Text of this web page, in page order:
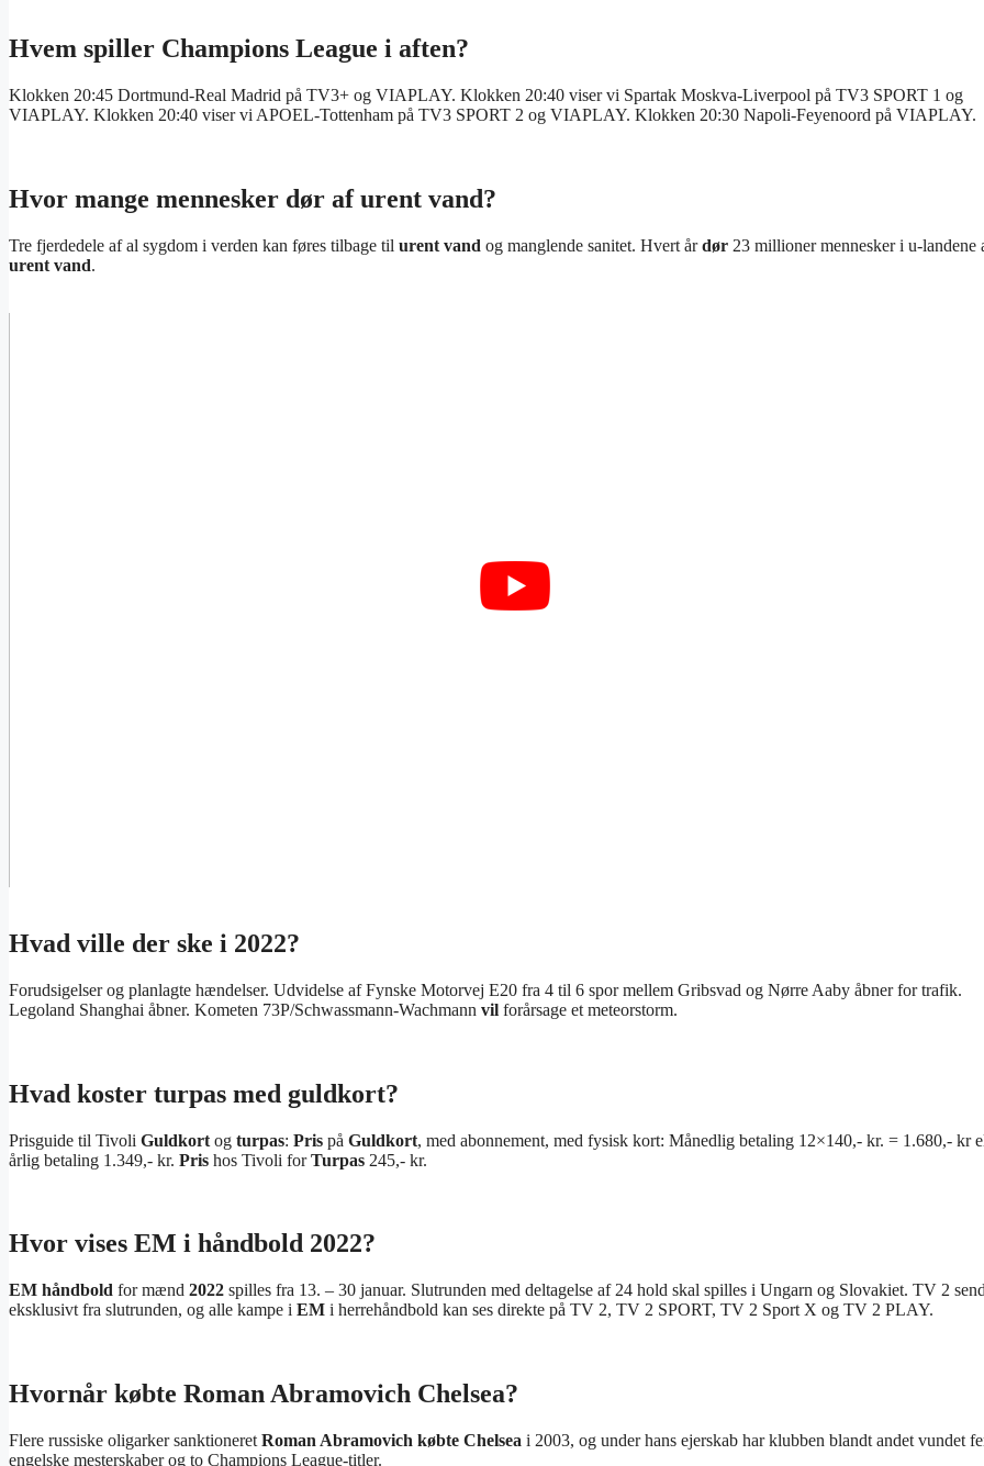
Hvem spiller Champions League i aften?
Klokken 20:45 Dortmund-Real Madrid på TV3+ og VIAPLAY. Klokken 20:40 viser vi Spartak Moskva-Liverpool på TV3 SPORT 1 og
VIAPLAY. Klokken 20:40 viser vi APOEL-Tottenham på TV3 SPORT 2 og VIAPLAY. Klokken 20:30 Napoli-Feyenoord på VIAPLAY.
Hvor mange mennesker dør af urent vand?
Tre fjerdedele af al sygdom i verden kan føres tilbage til urent vand og manglende sanitet. Hvert årdør 23 millioner mennesker i u-landene
urent vand.
Hvad ville der ske i 2022?
Forudsigelser og planlagte hændelser. Udvidelse af Fynske Motorvej E20 fra 4 til 6 spor mellem Gribsvad og Nørre Aaby åbner for trafik.
Legoland Shanghai åbner. Kometen 73P/Schwassmann-Wachmann vil forårsage et meteorstorm.
Hvad koster turpas med guldkort?
Prisguide til Tivoli Guldkort og turpas: Pris på Guldkort, med abonnement, med fysisk kort: Månedlig betaling 12×140,- kr. = 1.680,- kr
årlig betaling 1.349,- kr. Pris hos Tivoli forTurpas 245,- kr.
Hvor vises EM i håndbold 2022?
EM håndbold for mænd 2022 spilles fra 13. – 30 januar. Slutrunden med deltagelse af 24 hold skal spilles i Ungarn og Slovakiet. TV 2
eksklusivt fra slutrunden, og alle kampe i EM i herrehåndbold kan ses direkte på TV 2, TV 2 SPORT, TV 2 Sport X og TV 2 PLAY.
Hvornår købte Roman Abramovich Chelsea?
Flere russiske oligarker sanktioneret Roman Abramovich købte Chelsea i 2003, og under hans ejerskab har klubben blandt andet vundet
engelske mesterskaber og to Champions League-titler.